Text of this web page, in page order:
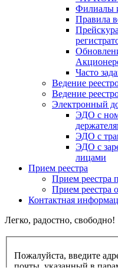
Филиалы
Правила
Часто
Ведение
Ведение
Электронный
ЭДО с
ЭДО с
ЭДО с
лицами
Прием реестра
Прием реестра
Прием реестра
Контактная
Легко, радостно, свободно!
Пожалуйста, введите
почты, указанный в